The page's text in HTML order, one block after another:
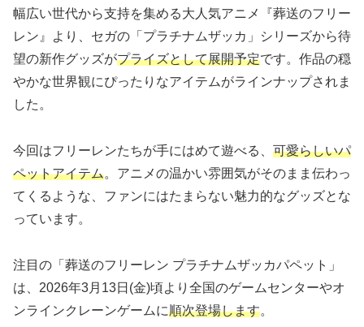
幅広い世代から支持を集める大人気アニメ『葬送のフリー
レン』より、セガの「プラチナムザッカ」シリーズから待
望の新作グッズがプライズとして展開予定です。作品の穏
やかな世界観にぴったりなアイテムがラインナップされま
した。
今回はフリーレンたちが手にはめて遊べる、 可愛らしいパ
ペットアイテム。アニメの温かい雰囲気がそのまま伝わっ
てくるような、ファンにはたまらない魅力的なグッズとな
っています。
注目の「葬送のフリーレン プラチナムザッカパペット」
は、2026年3月13日(金)頃より全国のゲームセンターやオ
ンラインクレーンゲームに順次登場します。